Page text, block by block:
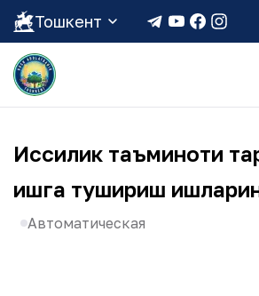
Тошкент
Иссиқлик таъминоти
ишга тушириш
Автоматическая